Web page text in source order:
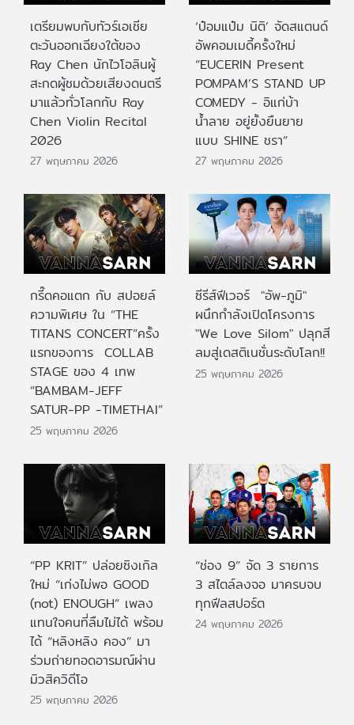
เตรียมพบกับทัวร์เอเชีย
ตะวันออกเฉียงใต้ของ
Ray Chen นักไวโอลินผู้
สะกดผู้ชมด้วยเสียงดนตรี
มาแล้วทั่วโลกกับ Ray
Chen Violin Recital
2026
27 พฤษภาคม 2026
‘ป๋อมแป๋ม นิติ’ จัดสแตนด์
อัพคอมเมดี้ครั้งใหม่
“EUCERIN Present
POMPAM’S STAND UP
COMEDY - อิแก่บ้า
น้ำลาย อยู่ยั้งยืนยาย
แบบ SHINE ชรา”
27 พฤษภาคม 2026
กรี๊ดคอแตก กับ สปอยล์
ความพิเศษ ใน “THE
TITANS CONCERT”ครั้ง
แรกของการ COLLAB
STAGE ของ 4 เทพ
“BAMBAM-JEFF
SATUR-PP -TIMETHAI”
25 พฤษภาคม 2026
ซีรีส์ฟีเวอร์ "อัพ-ภูมิ"
ผนึกกำลังเปิดโครงการ
"We Love Silom" ปลุกสี
ลมสู่เดสติเนชั่นระดับโลก!!
25 พฤษภาคม 2026
“PP KRIT” ปล่อยซิงเกิล
ใหม่ “เก่งไม่พอ GOOD
(not) ENOUGH” เพลง
แทนใจคนที่ลืมไม่ได้ พร้อม
ได้ “หลิงหลิง คอง” มา
ร่วมถ่ายทอดอารมณ์ผ่าน
มิวสิควิดีโอ
25 พฤษภาคม 2026
“ช่อง 9” จัด 3 รายการ
3 สไตล์ลงจอ มาครบจบ
ทุกฟีลสปอร์ต
24 พฤษภาคม 2026